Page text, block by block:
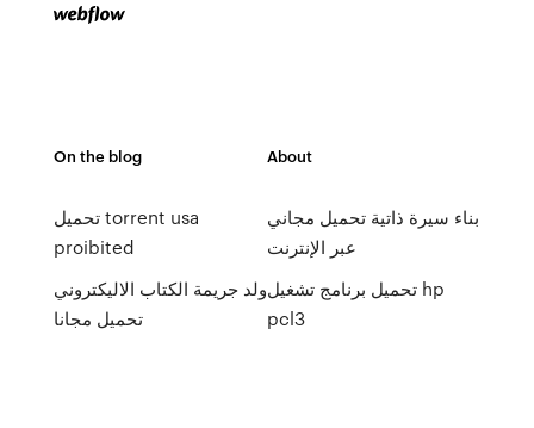
On the blog
تحميل torrent usa
proibited
ولد جريمة الكتاب الاليكتروني
تحميل مجانا
About
بناء سيرة ذاتية تحميل مجاني
عبر الإنترنت
تحميل برنامج تشغيل hp
pcl3